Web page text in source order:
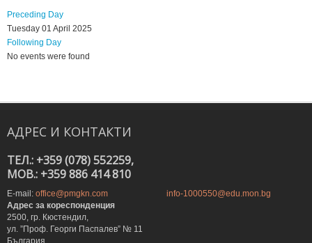
Preceding Day
Tuesday 01 April 2025
Following Day
No events were found
АДРЕС И КОНТАКТИ
ТЕЛ.: +359 (078) 552259,
MOB.: +359 886 414 810
E-mail: office@pmgkn.com
info-1000550@edu.mon.bg
Адрес за кореспонденция
2500, гр. Кюстендил,
ул. ”Проф. Георги Паспалев” № 11
България